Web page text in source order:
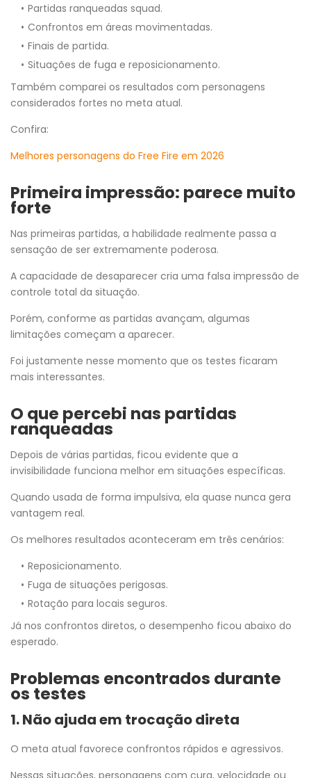
Partidas ranqueadas squad.
Confrontos em áreas movimentadas.
Finais de partida.
Situações de fuga e reposicionamento.
Também comparei os resultados com personagens
considerados fortes no meta atual.
Confira:
Melhores personagens do Free Fire em 2026
Primeira impressão: parece muito
forte
Nas primeiras partidas, a habilidade realmente passa a
sensação de ser extremamente poderosa.
A capacidade de desaparecer cria uma falsa impressão de
controle total da situação.
Porém, conforme as partidas avançam, algumas
limitações começam a aparecer.
Foi justamente nesse momento que os testes ficaram
mais interessantes.
O que percebi nas partidas
ranqueadas
Depois de várias partidas, ficou evidente que a
invisibilidade funciona melhor em situações específicas.
Quando usada de forma impulsiva, ela quase nunca gera
vantagem real.
Os melhores resultados aconteceram em três cenários:
Reposicionamento.
Fuga de situações perigosas.
Rotação para locais seguros.
Já nos confrontos diretos, o desempenho ficou abaixo do
esperado.
Problemas encontrados durante
os testes
1. Não ajuda em trocação direta
O meta atual favorece confrontos rápidos e agressivos.
Nessas situações, personagens com cura, velocidade ou